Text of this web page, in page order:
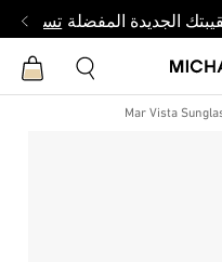
الجديدة المفضلة تسوق
Mar Vista